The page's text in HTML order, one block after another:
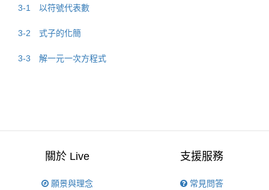
3-1 以符號代表數
3-2 式子的化簡
3-3 解一元一次方程式
關於 Live
願景與理念
支援服務
常見問答